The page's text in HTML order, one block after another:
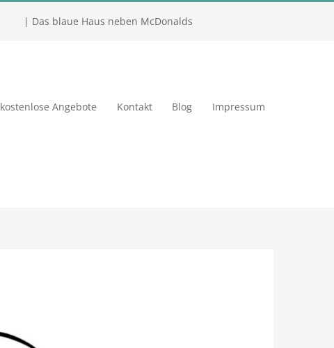
| Das blaue Haus neben McDonalds
kostenlose Angebote Kontakt Blog Impressum